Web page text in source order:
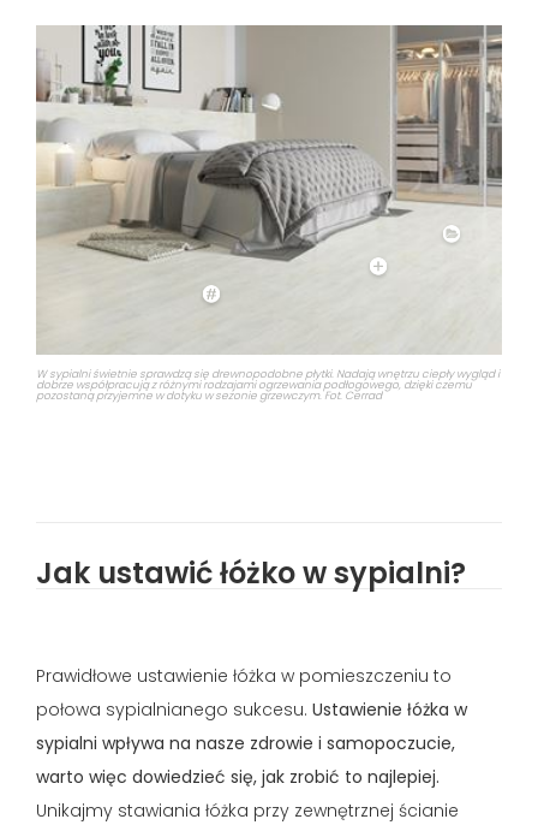
W sypialni świetnie sprawdzą się drewnopodobne płytki. Nadają wnętrzu ciepły wygląd i
dobrze współpracują z różnymi rodzajami ogrzewania podłogowego, dzięki czemu
pozostaną przyjemne w dotyku w sezonie grzewczym. Fot. Cerrad
Jak ustawić łóżko w sypialni?
Prawidłowe ustawienie łóżka w pomieszczeniu to
połowa sypialnianego sukcesu. Ustawienie łóżka w
sypialni wpływa na nasze zdrowie i samopoczucie,
warto więc dowiedzieć się, jak zrobić to najlepiej.
Unikajmy stawiania łóżka przy zewnętrznej ścianie